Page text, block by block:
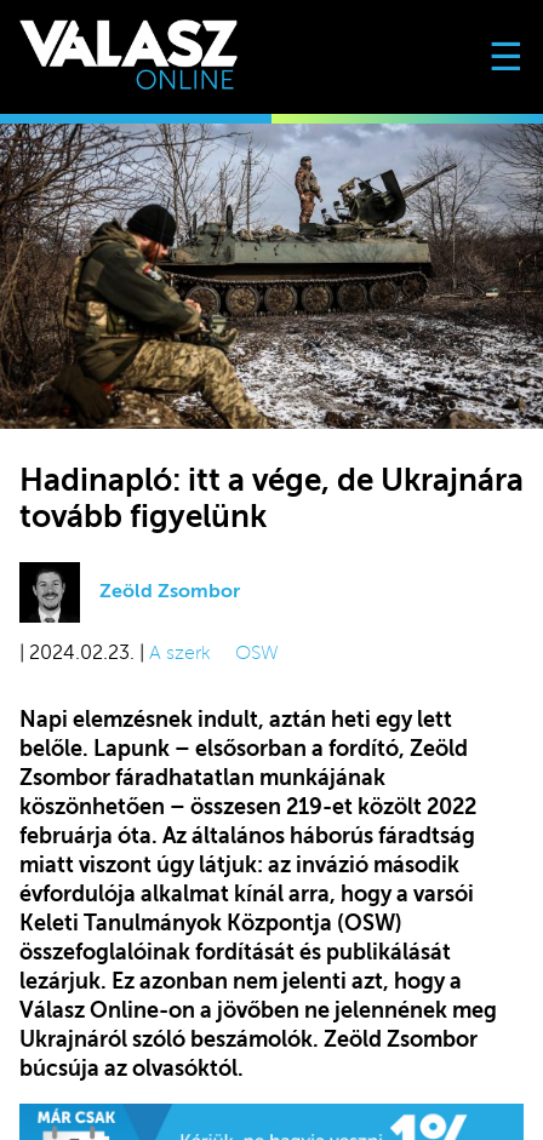
☰
Hadinapló: itt a vége, de Ukrajnára
tovább figyelünk
Zeöld Zsombor
| 2024.02.23. | A szerk OSW
Napi elemzésnek indult, aztán heti egy lett
belőle. Lapunk – elsősorban a fordító, Zeöld
Zsombor fáradhatatlan munkájának
köszönhetően – összesen 219-et közölt 2022
februárja óta. Az általános háborús fáradtság
miatt viszont úgy látjuk: az invázió második
évfordulója alkalmat kínál arra, hogy a varsói
Keleti Tanulmányok Központja (OSW)
összefoglalóinak fordítását és publikálását
lezárjuk. Ez azonban nem jelenti azt, hogy a
Válasz Online-on a jövőben ne jelennének meg
Ukrajnáról szóló beszámolók. Zeöld Zsombor
búcsúja az olvasóktól.